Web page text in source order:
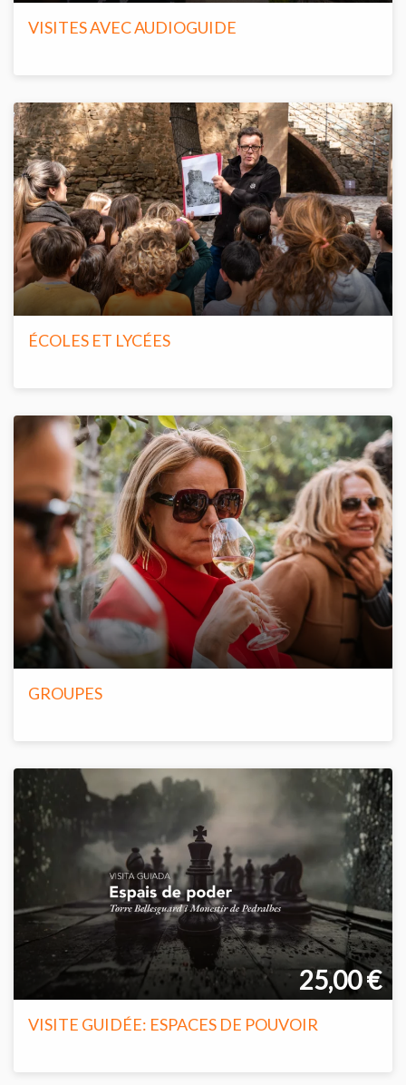
VISITES AVEC AUDIOGUIDE
ÉCOLES ET LYCÉES
GROUPES
25,00 €
VISITE GUIDÉE: ESPACES DE POUVOIR